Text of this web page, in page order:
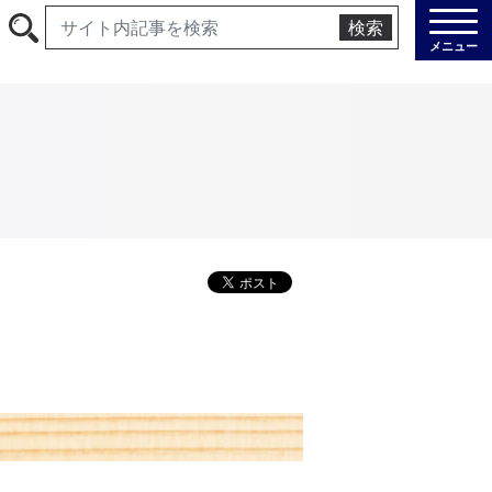
検索
メニュー